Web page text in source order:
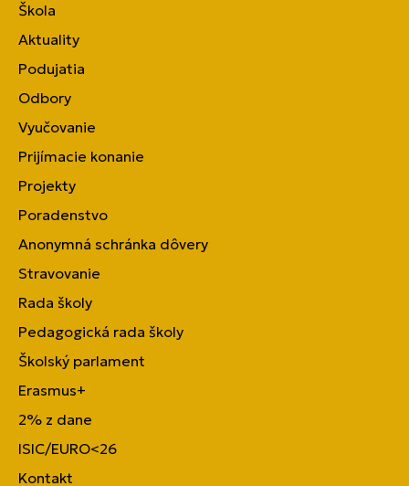
Škola
Aktuality
Podujatia
Odbory
Vyučovanie
Prijímacie konanie
Projekty
Poradenstvo
Anonymná schránka dôvery
Stravovanie
Rada školy
Pedagogická rada školy
Školský parlament
Erasmus+
2% z dane
ISIC/EURO<26
Kontakt